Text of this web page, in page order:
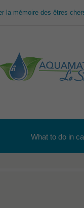
la mémoire des êtres
What to do in